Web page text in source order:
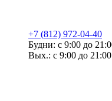
+7 (812) 972-04-40
Будни: с 9:00 до
Вых.: с 9:00 до 21:00